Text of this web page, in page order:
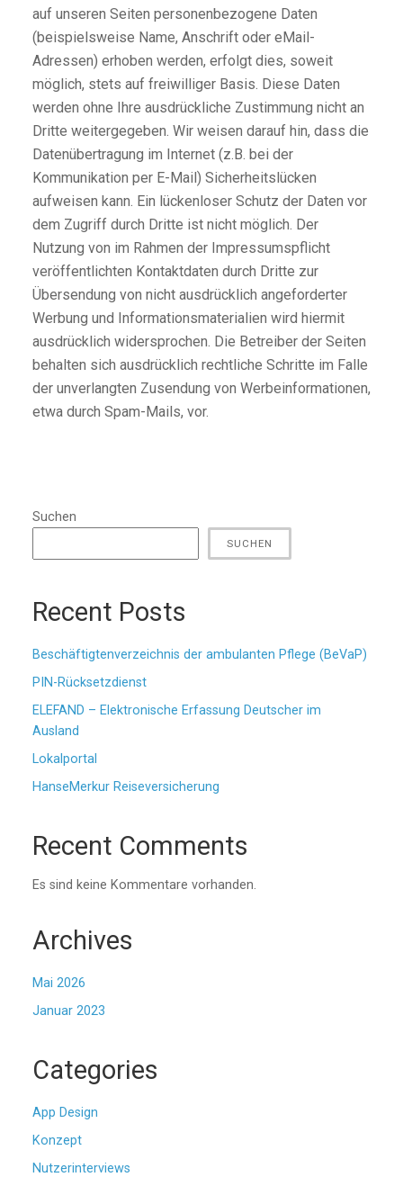
auf unseren Seiten personenbezogene Daten
(beispielsweise Name, Anschrift oder eMail-
Adressen) erhoben werden, erfolgt dies, soweit
möglich, stets auf freiwilliger Basis. Diese Daten
werden ohne Ihre ausdrückliche Zustimmung nicht an
Dritte weitergegeben. Wir weisen darauf hin, dass die
Datenübertragung im Internet (z.B. bei der
Kommunikation per E-Mail) Sicherheitslücken
aufweisen kann. Ein lückenloser Schutz der Daten vor
dem Zugriff durch Dritte ist nicht möglich. Der
Nutzung von im Rahmen der Impressumspflicht
veröffentlichten Kontaktdaten durch Dritte zur
Übersendung von nicht ausdrücklich angeforderter
Werbung und Informationsmaterialien wird hiermit
ausdrücklich widersprochen. Die Betreiber der Seiten
behalten sich ausdrücklich rechtliche Schritte im Falle
der unverlangten Zusendung von Werbeinformationen,
etwa durch Spam-Mails, vor.
Suchen
SUCHEN
Recent Posts
Beschäftigtenverzeichnis der ambulanten Pflege (BeVaP)
PIN-Rücksetzdienst
ELEFAND – Elektronische Erfassung Deutscher im
Ausland
Lokalportal
HanseMerkur Reiseversicherung
Recent Comments
Es sind keine Kommentare vorhanden.
Archives
Mai 2026
Januar 2023
Categories
App Design
Konzept
Nutzerinterviews